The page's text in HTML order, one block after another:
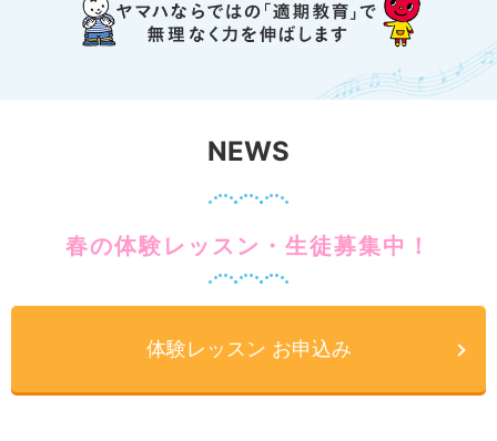
NEWS
春の体験レッスン・生徒募集中！
体験レッスン お申込み